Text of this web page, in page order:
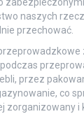
naszych
przechować.
przez
co
zorganizowany